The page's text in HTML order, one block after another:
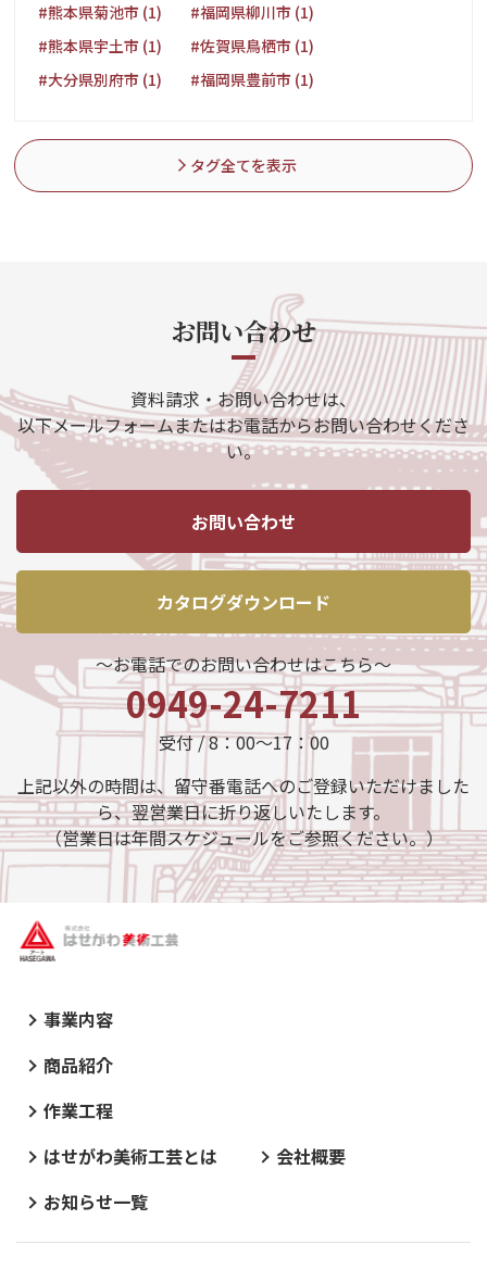
#熊本県菊池市 (1)
#福岡県柳川市 (1)
#熊本県宇土市 (1)
#佐賀県鳥栖市 (1)
#大分県別府市 (1)
#福岡県豊前市 (1)
タグ全てを表示
お問い合わせ
資料請求・お問い合わせは、
以下メールフォームまたはお電話からお問い合わせくださ
い。
お問い合わせ
カタログダウンロード
～お電話でのお問い合わせはこちら～
0949-24-7211
受付 / 8：00～17：00
上記以外の時間は、留守番電話へのご登録いただけました
ら、翌営業日に折り返しいたします。
（営業日は年間スケジュールをご参照ください。）
事業内容
商品紹介
作業工程
はせがわ美術工芸とは
会社概要
お知らせ一覧